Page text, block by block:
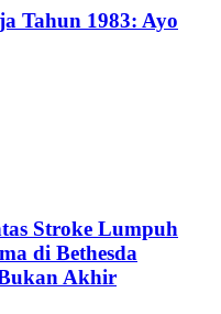
Tahun 1983: Ayo
Stroke Lumpuh
di Bethesda
Akhir